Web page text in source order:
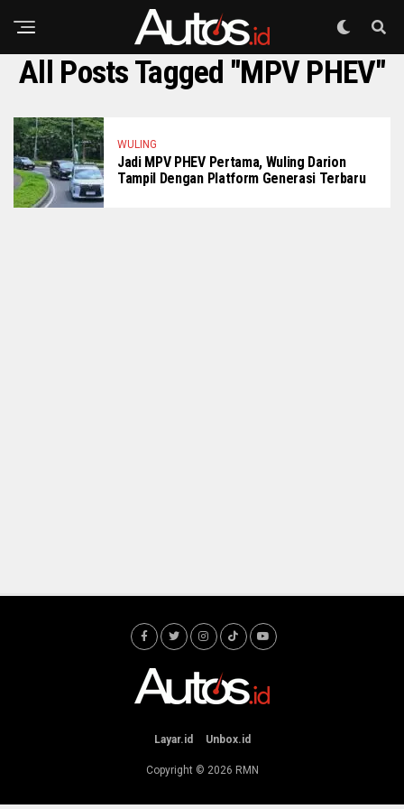
All Posts Tagged "MPV PHEV"
WULING
Jadi MPV PHEV Pertama, Wuling Darion
Tampil Dengan Platform Generasi Terbaru
Layar.id Unbox.id
Copyright © 2026 RMN